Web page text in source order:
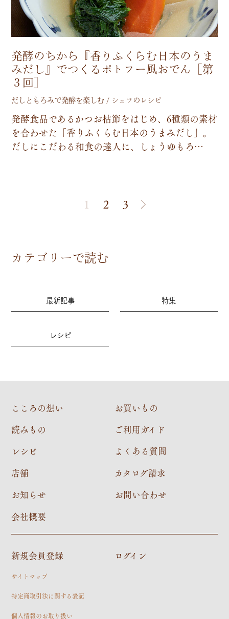
発酵のちから『香りふくらむ日本のうま
みだし』でつくるポトフー風おでん［第
３回］
だしともろみで発酵を楽しむ / シェフのレシピ
発酵食品であ るかつお枯節をは じめ、 6種類の素材
を合わせた 「香 りふ く らむ日本の う まみだ し 」 。
だ しに こ だわる和食の達人に、 し ょ う ゆ も ろ…
1 2 3
カテゴリーで読む
最新記事 特集
レシピ
こころの想い
読みもの
レシピ
店舗
お知らせ
会社概要
お買いもの
ご利用ガイド
よくある質問
カタログ請求
お問い合わせ
新規会員登録 ログイン
サイトマップ
特定商取引法に関する表記
個人情報のお取り扱い